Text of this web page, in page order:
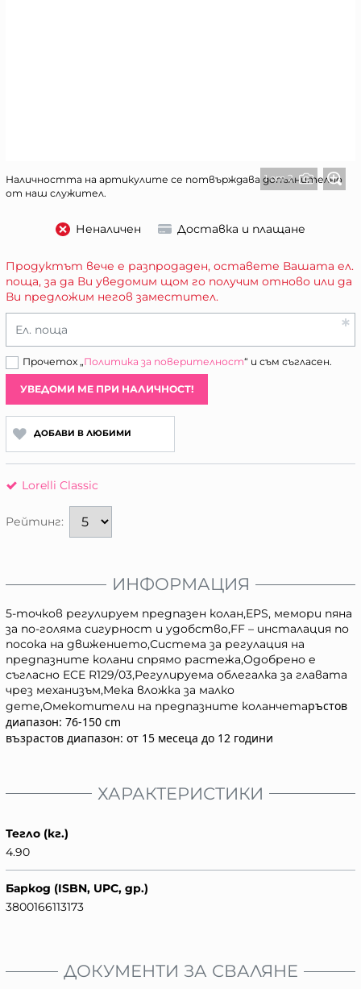
1 от 2
Наличността на артикулите се потвърждава допълнително
от наш служител.
Неналичен Доставка и плащане
Продуктът вече е разпродаден, оставете Вашата ел.
поща, за да Ви уведомим щом го получим отново или да
Ви предложим негов заместител.
Ел. поща
Прочетох „Политика за поверителност“ и съм съгласен.
УВЕДОМИ МЕ ПРИ НАЛИЧНОСТ!
ДОБАВИ В ЛЮБИМИ
Lorelli Classic
Рейтинг:
ИНФОРМАЦИЯ
5-точков регулируем предпазен колан,EPS, мемори пяна
за по-голяма сигурност и удобство,FF – инсталация по
посока на движението,Система за регулация на
предпазните колани спрямо растежа,Одобрено е
съгласно ECE R129/03,Регулируема облегалка за главата
чрез механизъм,Мека вложка за малко
дете,Oмекотители на предпазните коланчетаръстов
диапазон: 76-150 cm
възрастов диапазон: от 15 месеца до 12 години
ХАРАКТЕРИСТИКИ
Тегло (кг.)
4.90
Баркод (ISBN, UPC, др.)
3800166113173
ДОКУМЕНТИ ЗА СВАЛЯНЕ